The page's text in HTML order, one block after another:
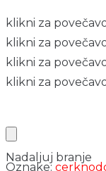
klikni za
klikni za
klikni za
klikni za
Nadaljuj branje
Oznake: cerkno